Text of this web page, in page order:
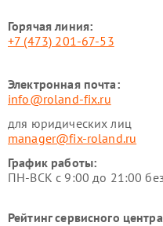
Горячая линия:
+7 (473) 201-67-53
Электронная почта:
info@roland-fix.ru
для юридических лиц
manager@fix-roland.ru
График работы:
ПН-ВСК с 9:00 до 21:00
Рейтинг сервисного центра